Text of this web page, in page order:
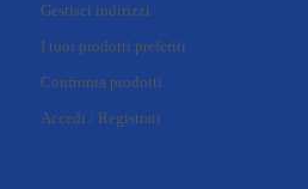
Gestisci indirizzi
I tuoi prodotti preferiti
Confronta prodotti
Accedi / Registrati